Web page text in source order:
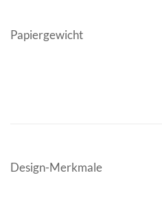
Papiergewicht
Design-Merkmale